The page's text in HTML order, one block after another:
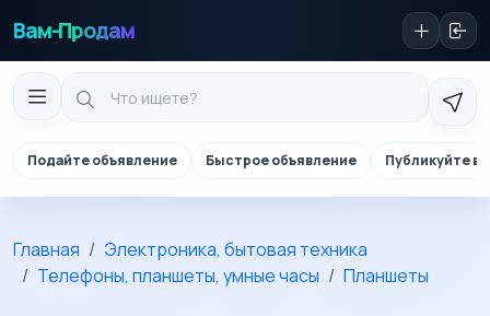
Вам-Продам
Подайте объявление Быстрое объявление Публикуйте в
Главная
Электроника, бытовая техника
Телефоны, планшеты, умные часы
Планшеты